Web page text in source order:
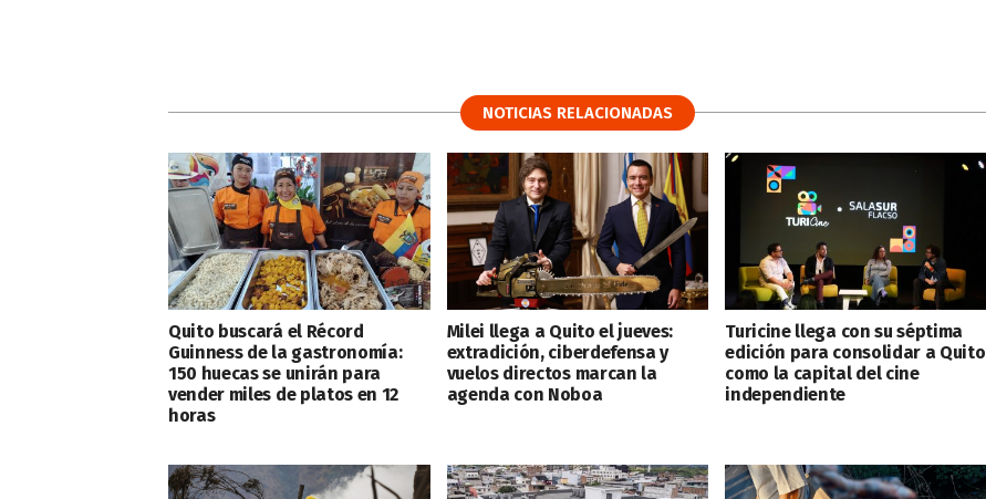
NOTICIAS RELACIONADAS
Quito buscará el Récord
Guinness de la gastronomía:
150 huecas se unirán para
vender miles de platos en 12
horas
Milei llega a Quito el jueves:
extradición, ciberdefensa y
vuelos directos marcan la
agenda con Noboa
Turicine llega con su séptima
edición para consolidar a Quito
como la capital del cine
independiente